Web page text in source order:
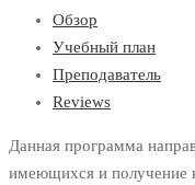
Обзор
Учебный план
Преподаватель
Reviews
Данная программа
имеющихся и получение